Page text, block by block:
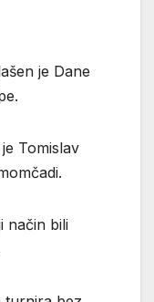
je Dane
Tomislav
način bili